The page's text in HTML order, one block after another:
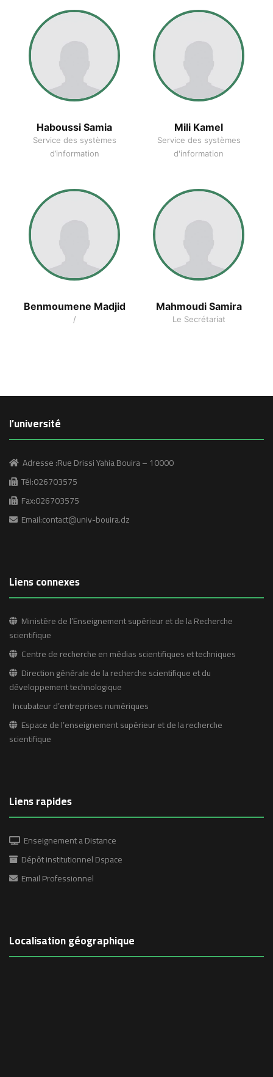
Haboussi Samia
Service des systèmes
d’information
Mili Kamel
Service des systèmes
d'information
Benmoumene Madjid
/
Mahmoudi Samira
Le Secrétariat
l’université
Adresse :Rue Drissi Yahia Bouira – 10000
Tél:026703575
Fax:026703575
Email:contact@univ-bouira.dz
Liens connexes
Ministère de l’Enseignement supérieur et de la Recherche
scientifique
Centre de recherche en médias scientifiques et techniques
Direction générale de la recherche scientifique et du
développement technologique
Incubateur d’entreprises numériques
Espace de l’enseignement supérieur et de la recherche
scientifique
Liens rapides
Enseignement a Distance
Dépôt institutionnel Dspace
Email Professionnel
Localisation géographique